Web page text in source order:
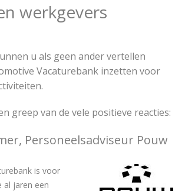
werkgevers
u als geen ander vertellen
Vacaturebank inzetten voor
greep van de vele positieve reacties:
Personeelsadviseur Pouw
is voor
al jaren een